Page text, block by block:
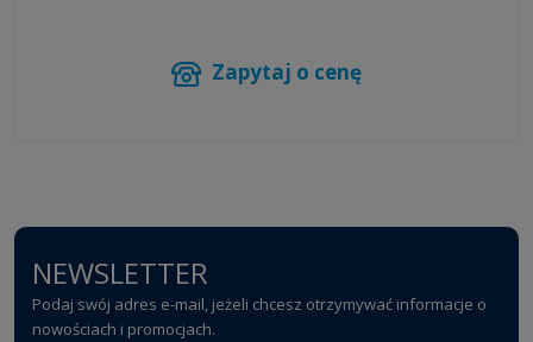
Zapytaj o cenę
NEWSLETTER
Podaj swój adres e-mail, jeżeli chcesz otrzymywać informacje o
nowościach i promocjach.